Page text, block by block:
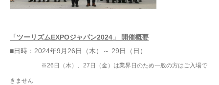
「ツーリズムEXPOジャパン2024」 開催概要
■日時：2024年9月26日（木）～ 29日（日）
※26日（木）、27日（金）は業界日のため一般の方はご入場で
きません